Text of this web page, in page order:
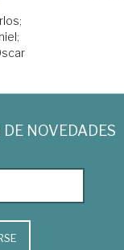
;
;
NOVEDADES